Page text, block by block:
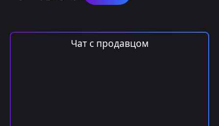
Чат с продавцом